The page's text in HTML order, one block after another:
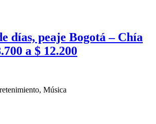
días, peaje Bogotá – Chía
a $ 12.200
, Música